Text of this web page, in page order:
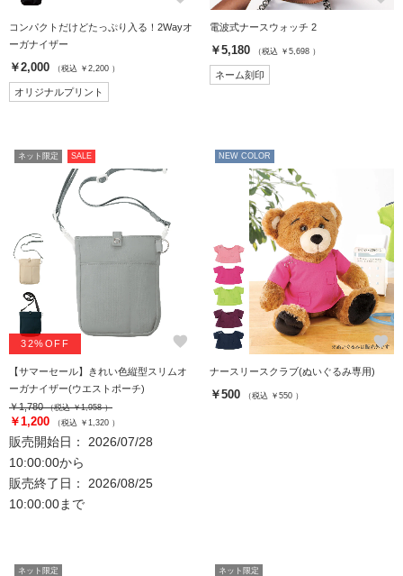
コンパクトだけどたっぷり入る！2Wayオ
ーガナイザー
￥2,000 （税込 ￥2,200 ）
オリジナルプリント
電波式ナースウォッチ 2
￥5,180 （税込 ￥5,698 ）
ネーム刻印
ネット限定 SALE
32%OFF favorite
【サマーセール】きれい色縦型スリムオ
ーガナイザー(ウエストポーチ)
￥1,780（税込 ￥1,958 ）
￥1,200 （税込 ￥1,320 ）
販売開始日： 2026/07/28
10:00:00から
販売終了日： 2026/08/25
10:00:00まで
NEW COLOR
favorite
ナースリースクラブ(ぬいぐるみ専用)
￥500 （税込 ￥550 ）
ネット限定 ネット限定